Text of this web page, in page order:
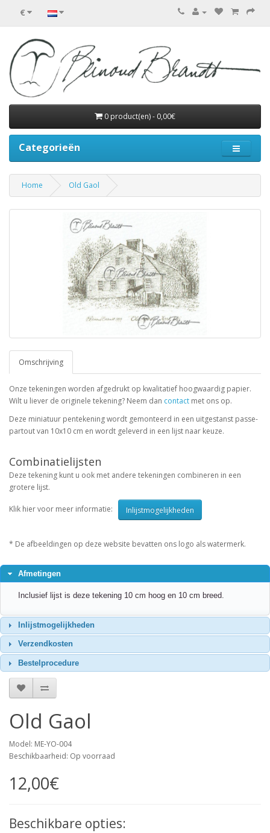
€
0 product(en) - 0,00€
Categorieën
Home Old Gaol
Omschrijving
Onze tekeningen worden afgedrukt op kwalitatief hoogwaardig papier.
Wilt u liever de originele tekening? Neem dan contact met ons op.
Deze miniatuur pentekening wordt gemonteerd in een uitgestanst passe-
partout van 10x10 cm en wordt geleverd in een lijst naar keuze.
Combinatielijsten
Deze tekening kunt u ook met andere tekeningen combineren in een
grotere lijst.
Klik hier voor meer informatie: Inlijstmogelijkheden
* De afbeeldingen op deze website bevatten ons logo als watermerk.
Afmetingen
Inclusief lijst is deze tekening 10 cm hoog en 10 cm breed.
Inlijstmogelijkheden
Verzendkosten
Bestelprocedure
Old Gaol
Model: ME-YO-004
Beschikbaarheid: Op voorraad
12,00€
Beschikbare opties: